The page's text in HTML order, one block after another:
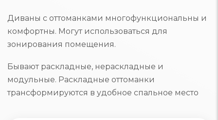
Диваны с оттоманками многофункциональны и
комфортны. Могут использоваться для
зонирования помещения.
Бывают раскладные, нераскладные и
модульные. Раскладные оттоманки
трансформируются в удобное спальное место